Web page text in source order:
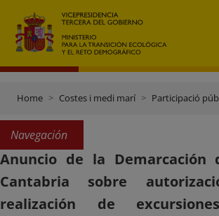
Home Costes i medi marí Participació
Navegación
Anuncio de la Demarcación
Cantabria sobre
realización de